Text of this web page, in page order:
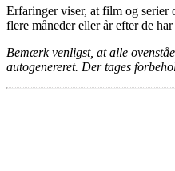
Erfaringer viser, at film og
flere måneder eller år efter de
Bemærk venligst, at alle
autogenereret. Der tages